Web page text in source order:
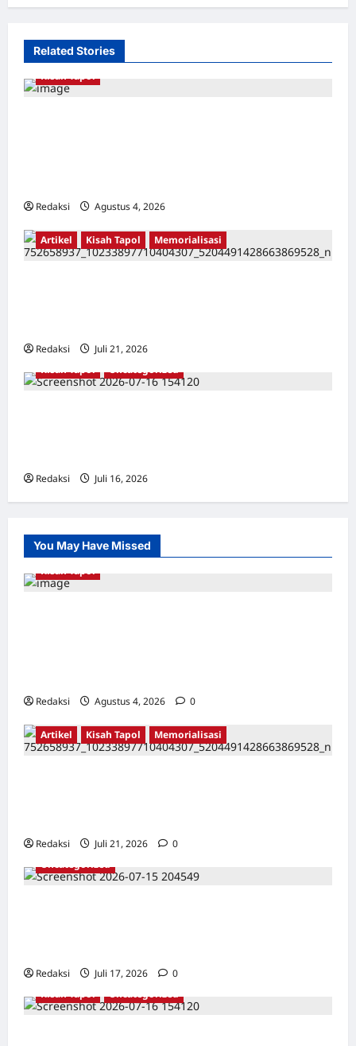
Related Stories
Kisah Tapol
Redaksi Agustus 4, 2026
Artikel Kisah Tapol Memorialisasi
Redaksi Juli 21, 2026
Kisah Tapol
Uncategorized
Redaksi Juli 16, 2026
You May Have Missed
Kisah Tapol
Redaksi Agustus 4, 2026 0
Artikel Kisah Tapol Memorialisasi
Redaksi Juli 21, 2026
0
Uncategorized
Redaksi Juli 17, 2026
0
Kisah Tapol
Uncategorized